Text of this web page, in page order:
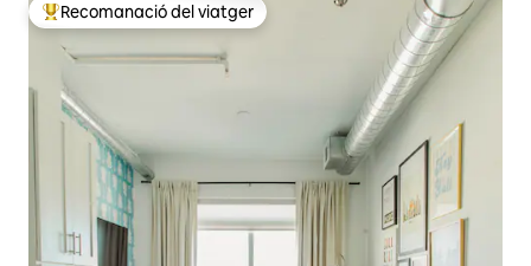
Principals recomanacions dels viatgers
Recomanació del viatger